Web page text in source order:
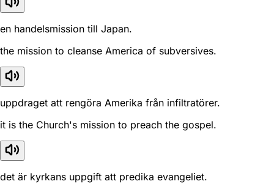
en handelsmission till Japan.
the mission to cleanse America of subversives.
uppdraget att rengöra Amerika från infiltratörer.
it is the Church's mission to preach the gospel.
det är kyrkans uppgift att predika evangeliet.